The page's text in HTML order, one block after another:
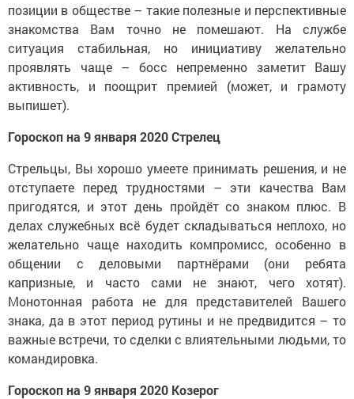
позиции в обществе – такие полезные и перспективные
знакомства Вам точно не помешают. На службе
ситуация стабильная, но инициативу желательно
проявлять чаще – босс непременно заметит Вашу
активность, и поощрит премией (может, и грамоту
выпишет).
Гороскоп на 9 января 2020 Стрелец
Стрельцы, Вы хорошо умеете принимать решения, и не
отступаете перед трудностями – эти качества Вам
пригодятся, и этот день пройдёт со знаком плюс. В
делах служебных всё будет складываться неплохо, но
желательно чаще находить компромисс, особенно в
общении с деловыми партнёрами (они ребята
капризные, и часто сами не знают, чего хотят).
Монотонная работа не для представителей Вашего
знака, да в этот период рутины и не предвидится – то
важные встречи, то сделки с влиятельными людьми, то
командировка.
Гороскоп на 9 января 2020 Козерог